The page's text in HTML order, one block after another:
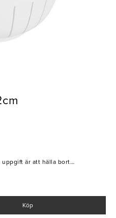
uppgift är att hälla bort
°C till +120°C kan du
sjudande vatten
Köp